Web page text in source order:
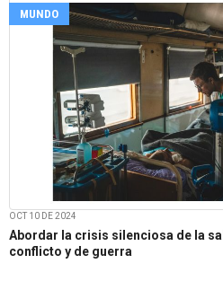
MUNDO
OCT 10 DE 2024
Abordar la crisis silenciosa de la
conflicto y de guerra